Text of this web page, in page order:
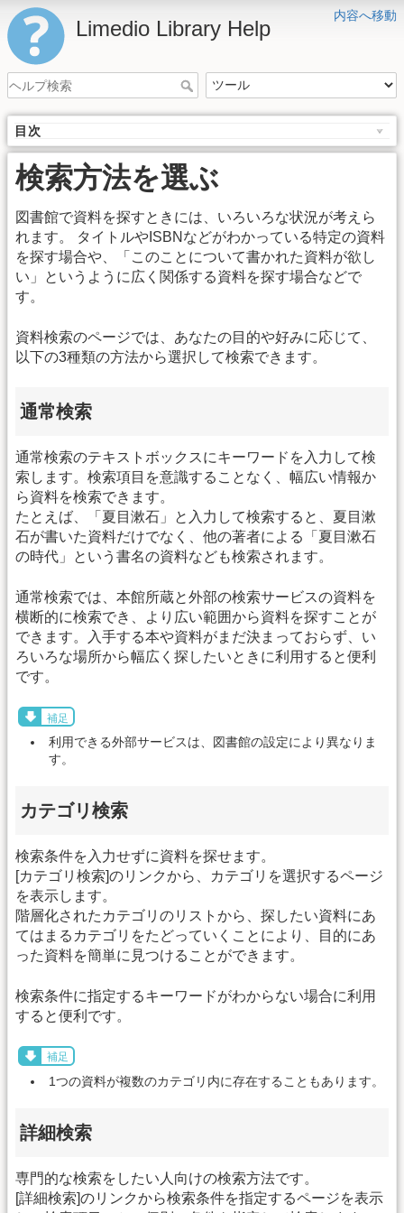
内容へ移動
Limedio Library Help
目次
検索方法を選ぶ
図書館で資料を探すときには、いろいろな状況が考えら
れます。 タイトルやISBNなどがわかっている特定の資料
を探す場合や、「このことについて書かれた資料が欲し
い」というように広く関係する資料を探す場合などで
す。
資料検索のページでは、あなたの目的や好みに応じて、
以下の3種類の方法から選択して検索できます。
通常検索
通常検索のテキストボックスにキーワードを入力して検
索します。検索項目を意識することなく、幅広い情報か
ら資料を検索できます。
たとえば、「夏目漱石」と入力して検索すると、夏目漱
石が書いた資料だけでなく、他の著者による「夏目漱石
の時代」という書名の資料なども検索されます。
通常検索では、本館所蔵と外部の検索サービスの資料を
横断的に検索でき、より広い範囲から資料を探すことが
できます。入手する本や資料がまだ決まっておらず、い
ろいろな場所から幅広く探したいときに利用すると便利
です。
補足
利用できる外部サービスは、図書館の設定により異なりま
す。
カテゴリ検索
検索条件を入力せずに資料を探せます。
[カテゴリ検索]のリンクから、カテゴリを選択するページ
を表示します。
階層化されたカテゴリのリストから、探したい資料にあ
てはまるカテゴリをたどっていくことにより、目的にあ
った資料を簡単に見つけることができます。
検索条件に指定するキーワードがわからない場合に利用
すると便利です。
補足
1つの資料が複数のカテゴリ内に存在することもあります。
詳細検索
専門的な検索をしたい人向けの検索方法です。
[詳細検索]のリンクから検索条件を指定するページを表示